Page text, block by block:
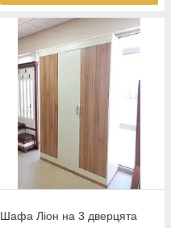
Шафа Ліон на 3 дверцята